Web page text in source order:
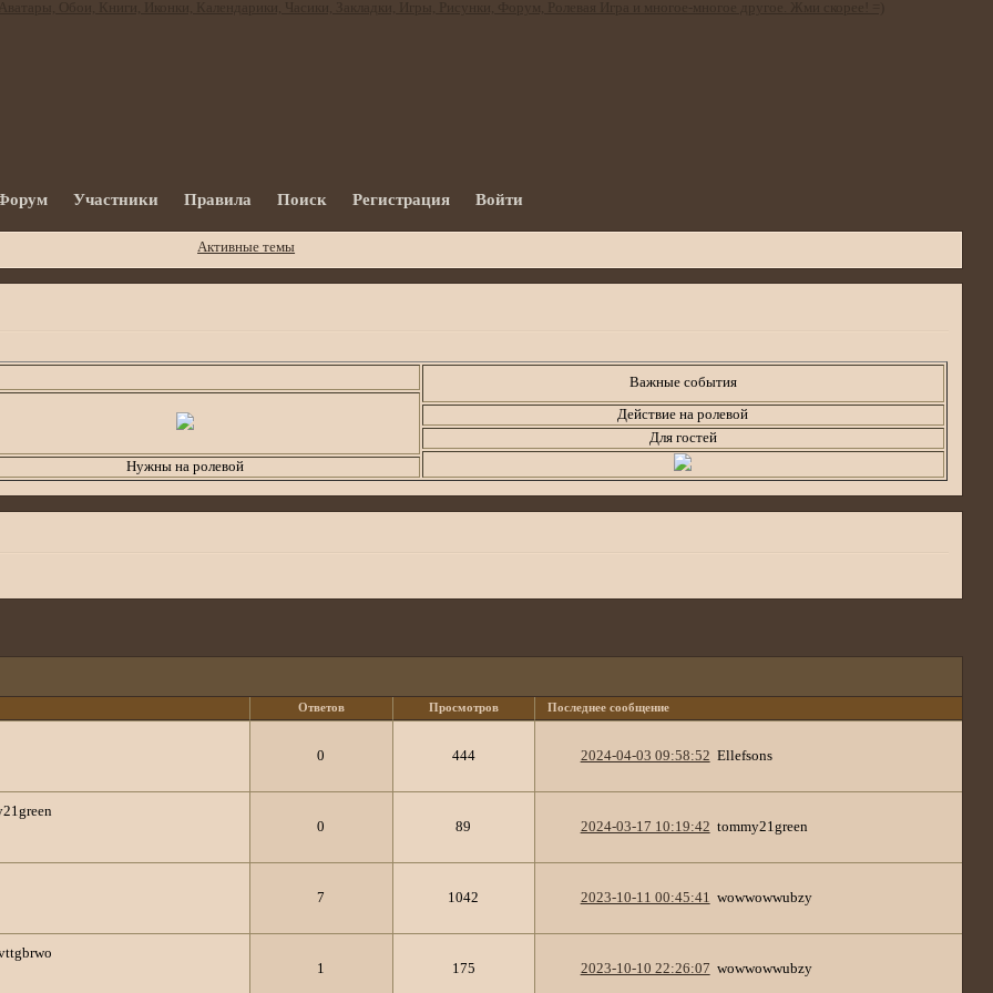
Участники Правила Поиск Регистрация Войти
Активные темы
Важные события
Действие на ролевой
Для гостей
Нужны на ролевой
Ответов Просмотров Последнее сообщение
0
444 2024-04-03 09:58:52 Ellefsons
0
89 2024-03-17 10:19:42 tommy21green
7
1042 2023-10-11 00:45:41 wowwowwubzy
1
175 2023-10-10 22:26:07 wowwowwubzy